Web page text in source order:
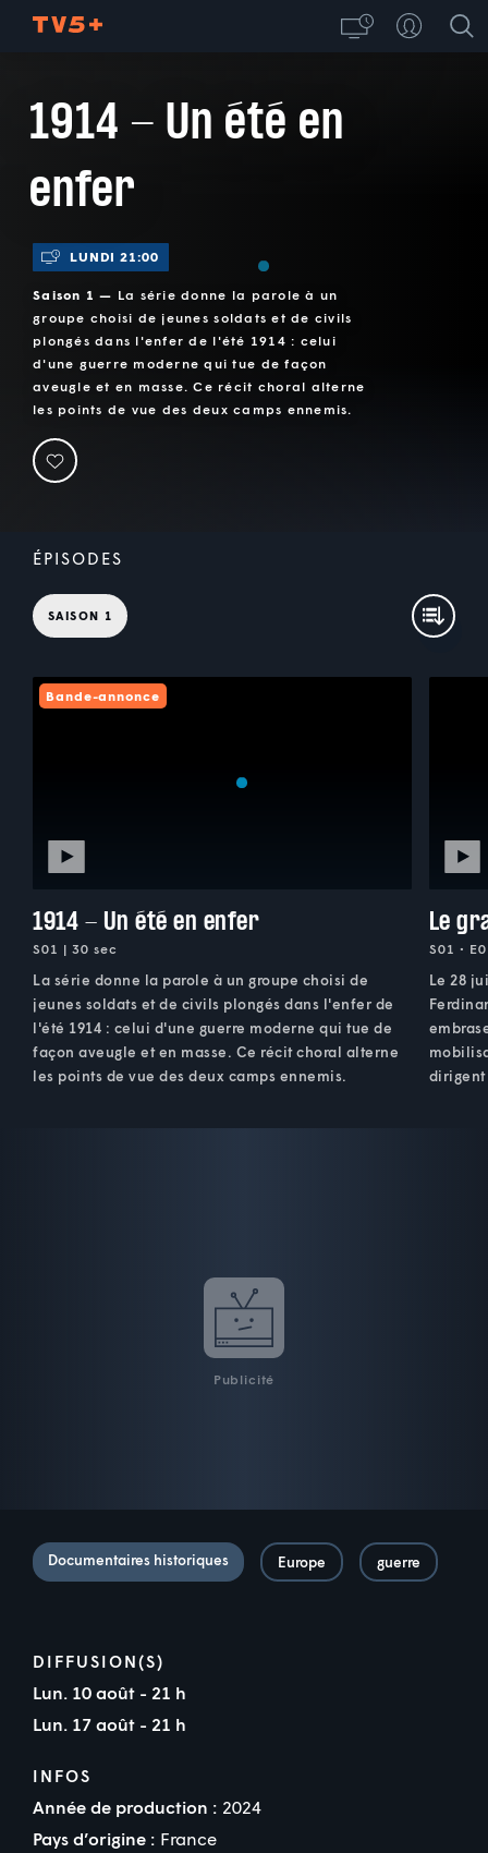
1914 - Un été en
enfer
LUNDI 21:00
Saison 1 — La série donne la parole à un
groupe choisi de jeunes soldats et de civils
plongés dans l'enfer de l'été 1914 : celui
d'une guerre moderne qui tue de façon
aveugle et en masse. Ce récit choral alterne
les points de vue des deux camps ennemis.
ÉPISODES
SAISON 1
Bande-annonce
1914 - Un été en enfer
S01 | 30 sec
La série donne la parole à un groupe choisi de
jeunes soldats et de civils plongés dans l'enfer de
l'été 1914 : celui d'une guerre moderne qui tue de
façon aveugle et en masse. Ce récit choral alterne
les points de vue des deux camps ennemis.
Le
S01 •
Le 28
dirigent
Publicité
Documentaires historiques Europe guerre
DIFFUSION(S)
Lun. 10 août - 21 h
Lun. 17 août - 21 h
INFOS
Année de production : 2024
Pays d’origine : France